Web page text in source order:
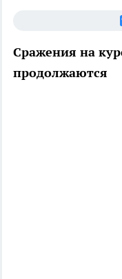
Сражения на
продолжаются